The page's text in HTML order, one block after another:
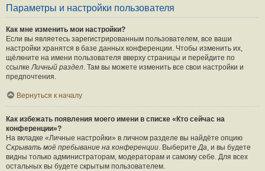
Параметры и настройки пользователя
Как мне изменить мои настройки?
Если вы являетесь зарегистрированным пользователем, все ваши
настройки хранятся в базе данных конференции. Чтобы изменить их,
щёлкните на имени пользователя вверху страницы и перейдите по
ссылкеЛичный раздел. Там вы можете изменить все свои настройки и
предпочтения.
Вернуться к началу
Как избежать появления моего имени в списке «Кто сейчас на
конференции»?
На вкладке «Личные настройки» в личном разделе вы найдёте опцию
Скрывать моё пребывание на конференции. ВыберитеДа, и вы будете
видны только администраторам, модераторам и самому себе. Для всех
остальных вы будете скрытым пользователем.